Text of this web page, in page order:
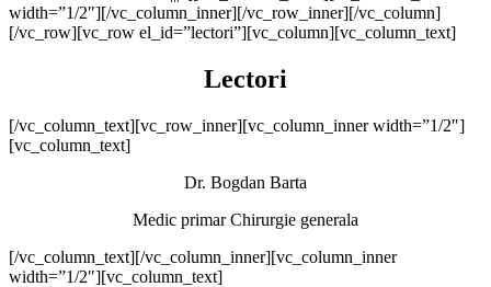
width=”1/2″][/vc_column_inner][/vc_row_inner][/vc_column]
[/vc_row][vc_row el_id=”lectori”][vc_column][vc_column_text]
Lectori
[/vc_column_text][vc_row_inner][vc_column_inner width=”1/2″]
[vc_column_text]
Dr. Bogdan Barta
Medic primar Chirurgie generala
[/vc_column_text][/vc_column_inner][vc_column_inner
width=”1/2″][vc_column_text]